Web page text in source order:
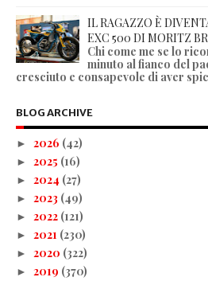
IL RAGAZZO È
EXC 500 DI MORITZ
Chi come me se lo
minuto al fianco del
cresciuto e consapevole di aver
BLOG ARCHIVE
► 2026 (42)
► 2025 (16)
► 2024 (27)
► 2023 (49)
► 2022 (121)
► 2021 (230)
► 2020 (322)
► 2019 (370)